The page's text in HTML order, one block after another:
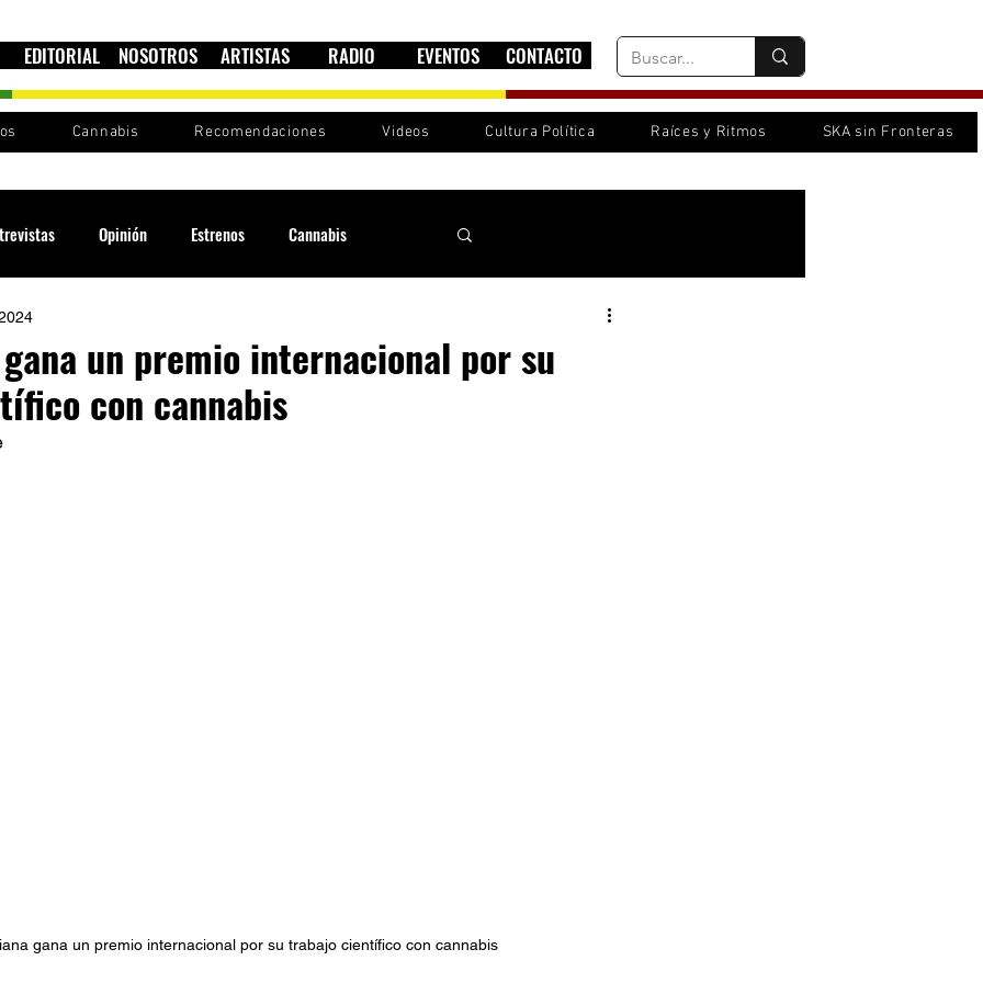
EDITORIAL NOSOTROS ARTISTAS RADIO EVENTOS CONTACTO
Cannabis Recomendaciones Videos Cultura Política Raíces y Ritmos SKA sin Fronteras
Opinión Estrenos Cannabis
Cultura política
Sound System Festivales Sesiones RootsLand
un premio internacional por su
con cannabis
gana un premio internacional por su trabajo científico con cannabis